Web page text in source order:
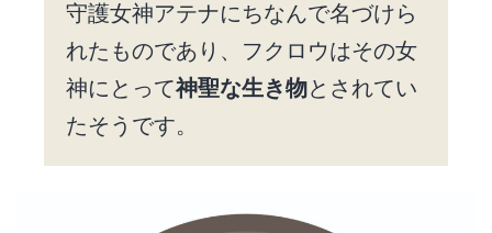
守護女神アテナにちなんで名づけら
れたものであり、フクロウはその女
神にとって神聖な生き物とされてい
たそうです。